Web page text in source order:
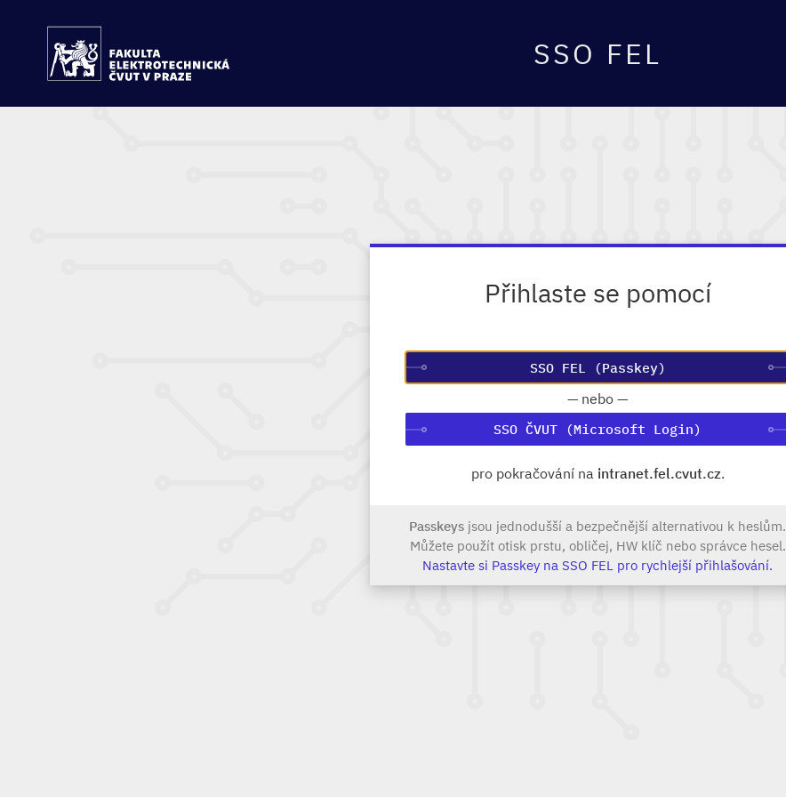
SSO FEL
Přihlaste se pomocí
— nebo —
SSO ČVUT (Microsoft Login)
pro pokračování na intranet.fel.cvut.cz.
Passkeys jsou jednodušší a bezpečnější alternativou k heslům.
Můžete použít otisk prstu, obličej, HW klíč nebo správce hesel.
Nastavte si Passkey na SSO FEL pro rychlejší přihlašování.